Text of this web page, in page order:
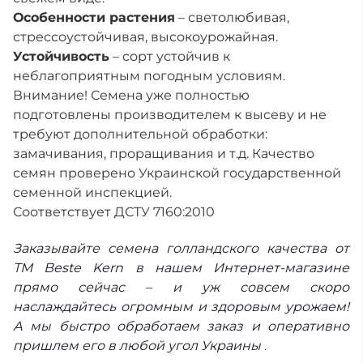
Особенности растения – светолюбивая,
стрессоустойчивая, высокоурожайная.
Устойчивость – сорт устойчив к
неблагоприятным погодным условиям.
Внимание! Семена уже полностью
подготовлены производителем к высеву и не
требуют дополнительной обработки:
замачивания, проращивания и т.д. Качество
семян проверено Украинской государственной
семенной инспекцией.
Соответствует ДСТУ 7160:2010
Заказывайте семена голландского качества от
ТМ Beste Kern в нашем Интернет-магазине
прямо сейчас – и уж совсем скоро
наслаждайтесь огромным и здоровым урожаем!
А мы быстро обработаем заказ и оперативно
пришлем его в любой угол Украины .